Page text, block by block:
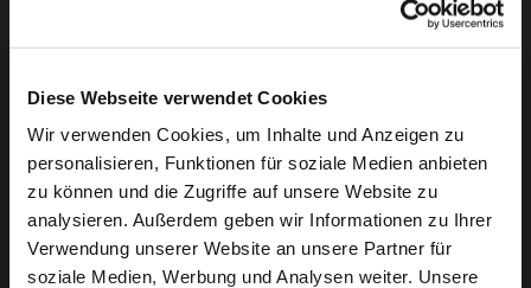
Diese Webseite verwendet Cookies
Wir verwenden Cookies, um Inhalte und Anzeigen zu
personalisieren, Funktionen für soziale Medien anbieten
zu können und die Zugriffe auf unsere Website zu
analysieren. Außerdem geben wir Informationen zu Ihrer
Verwendung unserer Website an unsere Partner für
soziale Medien, Werbung und Analysen weiter. Unsere
Online-Terminbuchung
Für Geschäftskunden
Audi Business
BMW Geschäftskunden